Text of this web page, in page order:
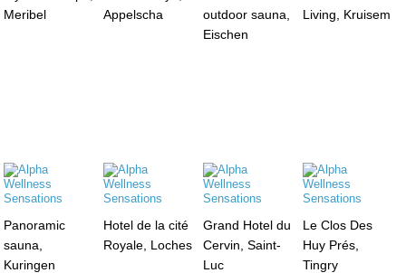
Meribel
Appelscha
outdoor sauna,
Eischen
Living, Kruisem
Panoramic
sauna,
Kuringen
Hotel de la cité
Royale, Loches
Grand Hotel du
Cervin, Saint-
Luc
Le Clos Des
Huy Prés,
Tingry